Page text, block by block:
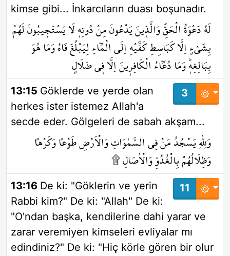
kimse gibi... İnkarcıların duası boşunadır.
لَهُ دَعْوَةُ الْحَقِّۜ وَالَّذ۪ينَ يَدْعُونَ مِنْ دُونِه۪ لَا يَسْتَج۪يبُونَ لَهُمْ
بِشَيْءٍ اِلَّا كَبَاسِطِ كَفَّيْهِ اِلَى الْمَٓاءِ لِيَبْلُغَ فَاهُ وَمَا هُوَ
بِبَالِغِه۪ۜ وَمَا دُعَٓاءُ الْكَافِر۪ينَ اِلَّا ف۪ي ضَلَالٍ
3
13:15 Göklerde ve yerde olan
herkes ister istemez Allah'a
secde eder. Gölgeleri de sabah akşam...
وَلِلّٰهِ يَسْجُدُ مَنْ فِي السَّمٰوَاتِ وَالْاَرْضِ طَوْعاً وَكَرْهاً
وَظِلَالُهُمْ بِالْغُدُوِّ وَالْاٰصَالِ ۩
11
13:16 De ki: "Göklerin ve yerin
Rabbi kim?" De ki: "Allah" De ki:
"O'ndan başka, kendilerine dahi yarar ve
zarar veremiyen kimseleri evliyalar mı
edindiniz?" De ki: "Hiç körle gören bir olur